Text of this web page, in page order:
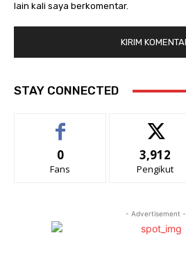
lain kali saya berkomentar.
STAY CONNECTED
0
Fans
3,912
Pengikut
- Advertisement -